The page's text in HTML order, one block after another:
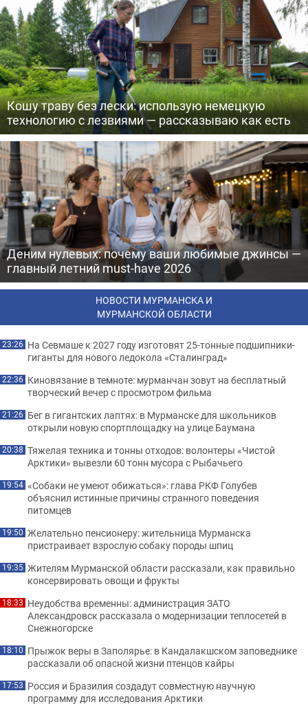
Кошу траву без лески: использую немецкую
технологию с лезвиями — рассказываю как есть
Деним нулевых: почему ваши любимые джинсы —
главный летний must-have 2026
НОВОСТИ МУРМАНСКА И
МУРМАНСКОЙ ОБЛАСТИ
23:26 На Севмаше к 2027 году изготовят 25-тонные подшипники-
гиганты для нового ледокола «Сталинград»
22:36 Киновязание в темноте: мурманчан зовут на бесплатный
творческий вечер с просмотром фильма
21:26 Бег в гигантских лаптях: в Мурманске для школьников
открыли новую спортплощадку на улице Баумана
20:38 Тяжелая техника и тонны отходов: волонтеры «Чистой
Арктики» вывезли 60 тонн мусора с Рыбачьего
19:54 «Собаки не умеют обижаться»: глава РКФ Голубев
объяснил истинные причины странного поведения
питомцев
19:50 Желательно пенсионеру: жительница Мурманска
пристраивает взрослую собаку породы шпиц
19:35 Жителям Мурманской области рассказали, как правильно
консервировать овощи и фрукты
18:33 Неудобства временны: администрация ЗАТО
Александровск рассказала о модернизации теплосетей в
Снежногорске
18:10 Прыжок веры в Заполярье: в Кандалакшском заповеднике
рассказали об опасной жизни птенцов кайры
17:53 Россия и Бразилия создадут совместную научную
программу для исследования Арктики